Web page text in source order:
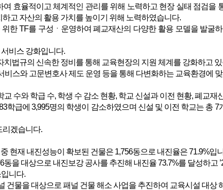
효율적이고 체계적인 관리를 위해 노력하고 현장 실태 점검을
고 자산의 활용 가치를 높이기 위해 노력하였습니다.
한 TF를 구성ㆍ운영하여 폐교재산의 다양한 활용 모델을 발굴
비스 강화입니다.
법규의 신속한 정비를 통해 교육현장의 지원 체계를 강화하고
비스와 고문변호사 제도 운영 등을 통해 다변화하는 교육환경에
수와 학급 수, 학생 수 감소 현황, 학교 신설과 이전 현황, 폐교재
학급에 3,995명의 학생이 감소하였으며 신설 및 이전 학교는 총
리겠습니다.
현재 내진성능이 확보된 건물은 1,756동으로 내진율은 71.9%입
을 대상으로 내진보강 공사를 추진해 내진율 73.7%를 달성하고
니다.
건물을 대상으로 패널 건물 해소 사업을 추진하여 교육시설 대상